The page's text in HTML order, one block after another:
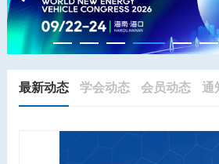
最新动态 学会动态 会员动态 通